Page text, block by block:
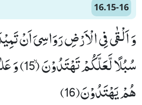
16.15-16
وَ اَلْقٰى فِی الْاَرْضِ رَوَاسِیَ اَنْ
سُبُلًا
هُمْ یَهْتَدُوْنَ(16)